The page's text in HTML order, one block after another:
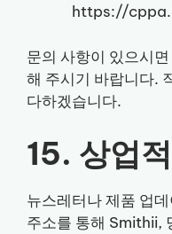
https://
문의 사항이 있으시면
해 주시기 바랍니다.
다하겠습니다.
15. 상업
뉴스레터나 제품 업
주소를 통해 Smithii,